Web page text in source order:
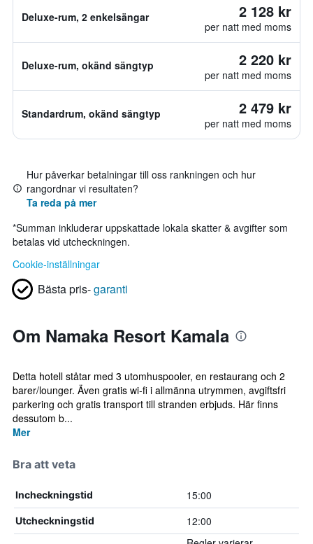
Deluxe-rum, 2 enkelsängar 2 128 kr
per natt med moms
Deluxe-rum, okänd sängtyp 2 220 kr
per natt med moms
Standardrum, okänd sängtyp 2 479 kr
per natt med moms
Hur påverkar betalningar till oss rankningen och hur
rangordnar vi resultaten?
Ta reda på mer
*Summan inkluderar uppskattade lokala skatter & avgifter som
betalas vid utcheckningen.
Cookie-inställningar
Bästa pris-garanti
Om Namaka Resort Kamala
Detta hotell ståtar med 3 utomhuspooler, en restaurang och 2
barer/lounger. Även gratis wi-fi i allmänna utrymmen, avgiftsfri
parkering och gratis transport till stranden erbjuds. Här finns
dessutom b...
Mer
Bra att veta
Incheckningstid 15:00
Utcheckningstid 12:00